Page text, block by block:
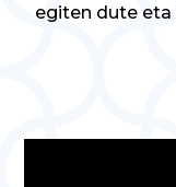
egiten dute eta